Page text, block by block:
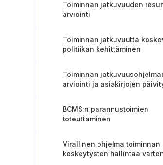
Toiminnan jatkuvuuden
arviointi
Toiminnan jatkuvuutta
politiikan kehittäminen
Toiminnan
arviointi ja asiakirjojen
BCMS:n parannustoimien
toteuttaminen
Virallinen ohjelma toiminnan
keskeytysten hallintaa varten